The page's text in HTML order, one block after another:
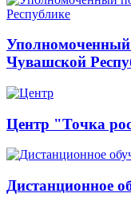
Уполномоченный
Чувашской
Центр "Точка
Дистанционное